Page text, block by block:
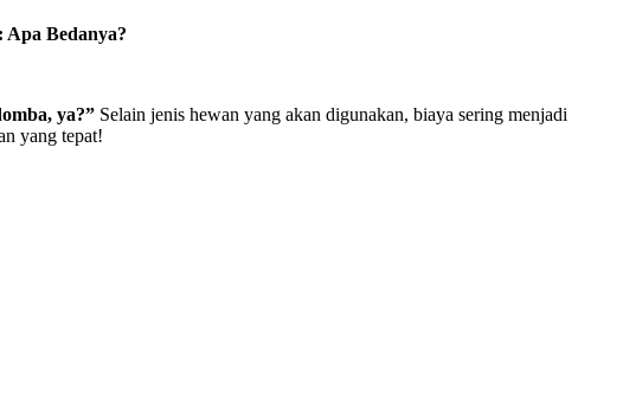
Bedanya?
ya?” Selain jenis hewan yang akan digunakan, biaya sering menjadi
yang tepat!